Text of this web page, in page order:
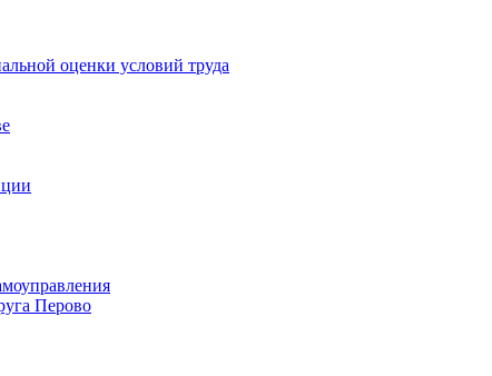
оценки условий труда
Перово